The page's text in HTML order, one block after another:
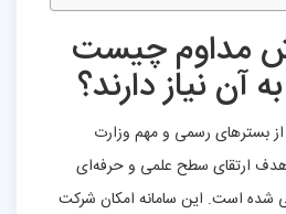
مداوم چیست
نیاز دارند؟
رسمی و مهم وزارت
ارتقای سطح علمی و حرفه‌ای
است. این سامانه امکان شرکت